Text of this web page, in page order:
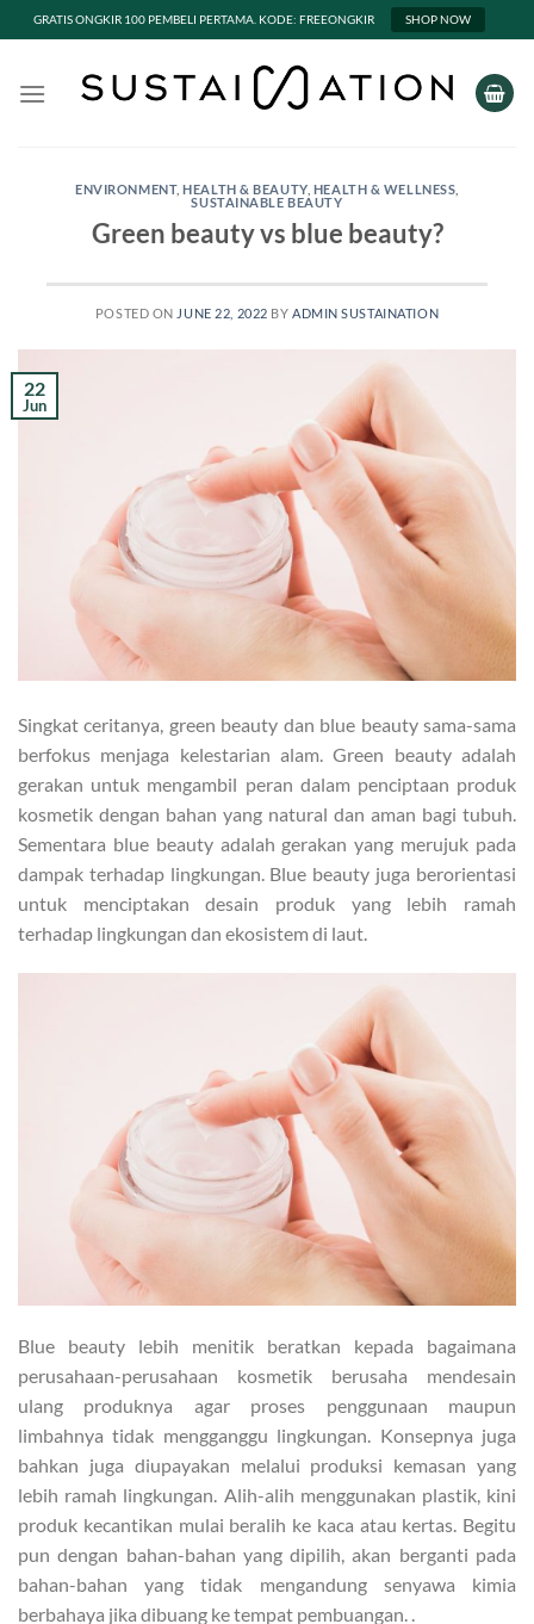
GRATIS ONGKIR 100 PEMBELI PERTAMA. KODE: FREEONGKIR SHOP NOW
ENVIRONMENT,HEALTH & BEAUTY, HEALTH & WELLNESS
SUSTAINABLE BEAUTY
Green beauty vs blue beauty?
POSTED ON JUNE 22, 2022 BYADMIN SUSTAINATION
22
Jun
Singkat ceritanya, green beauty dan blue beauty sama-sama
berfokus menjaga kelestarian alam. Green beauty adalah
gerakan untuk mengambil peran dalam penciptaan produk
kosmetik dengan bahan yang natural dan aman bagi tubuh.
Sementara blue beauty adalah gerakan yang merujuk pada
dampak terhadap lingkungan. Blue beauty juga berorientasi
untuk menciptakan desain produk yang lebih ramah
terhadap lingkungan dan ekosistem di laut.
Blue beauty lebih menitik beratkan kepada bagaimana
perusahaan-perusahaan kosmetik berusaha mendesain
ulang produknya agar proses penggunaan maupun
limbahnya tidak mengganggu lingkungan. Konsepnya juga
bahkan juga diupayakan melalui produksi kemasan yang
lebih ramah lingkungan. Alih-alih menggunakan plastik, kini
produk kecantikan mulai beralih ke kaca atau kertas. Begitu
pun dengan bahan-bahan yang dipilih, akan berganti pada
bahan-bahan yang tidak mengandung senyawa kimia
berbahaya jika dibuang ke tempat pembuangan. .